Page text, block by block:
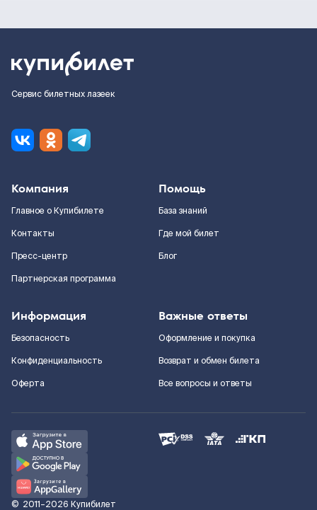
Сервис билетных лазеек
Компания
Главное о Купибилете
Контакты
Пресс-центр
Партнерская программа
Помощь
База знаний
Где мой билет
Блог
Информация
Безопасность
Конфиденциальность
Оферта
Важные ответы
Оформление и покупка
Возврат и обмен билета
Все вопросы и ответы
© 2011–2026 Купибилет